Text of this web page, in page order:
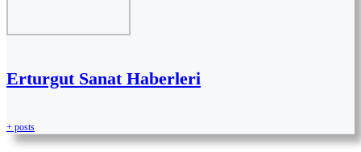
Erturgut Sanat Haberleri
+ posts